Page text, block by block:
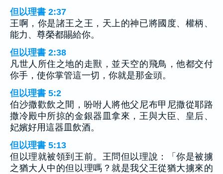
但以理書 2:37
王啊，你是諸王之王，天上的神已將國度、權柄、
能力、尊榮都賜給你。
但以理書 2:38
凡世人所住之地的走獸，並天空的飛鳥，他都交付
你手，使你掌管這一切，你就是那金頭。
但以理書 5:2
伯沙撒歡飲之間，吩咐人將他父尼布甲尼撒從耶路
撒冷殿中所掠的金銀器皿拿來，王與大臣、皇后、
妃嬪好用這器皿飲酒。
但以理書 5:13
但以理就被領到王前。王問但以理說：「你是被擄
之猶大人中的但以理嗎？就是我父王從猶大擄來的